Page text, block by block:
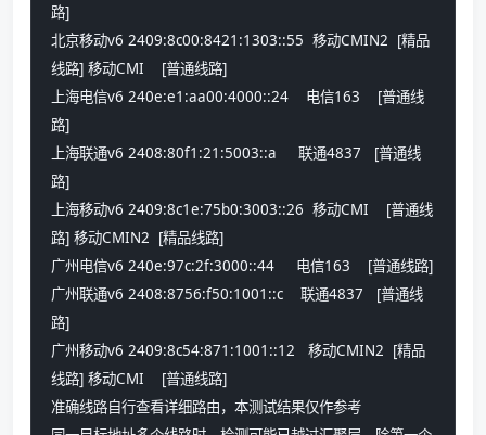
路]
北京移动v6 2409:8c00:8421:1303::55  移动CMIN2  [精品
线路] 移动CMI    [普通线路]
上海电信v6 240e:e1:aa00:4000::24    电信163    [普通线
路]
上海联通v6 2408:80f1:21:5003::a     联通4837   [普通线
路]
上海移动v6 2409:8c1e:75b0:3003::26  移动CMI    [普通线
路] 移动CMIN2  [精品线路]
广州联通v6 2408:8756:f50:1001::c    联通4837   [普通线
路]
广州移动v6 2409:8c54:871:1001::12   移动CMIN2  [精品
线路] 移动CMI    [普通线路]
准确线路自行查看详细路由，本测试结果仅作参考